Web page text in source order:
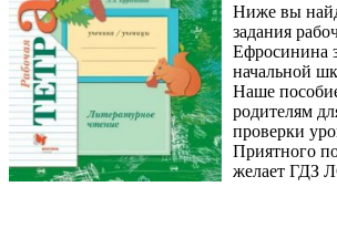
Ниже вы
задания
Ефросинина
начальной
Наше
родителям
проверки
Приятного
желает ГДЗ